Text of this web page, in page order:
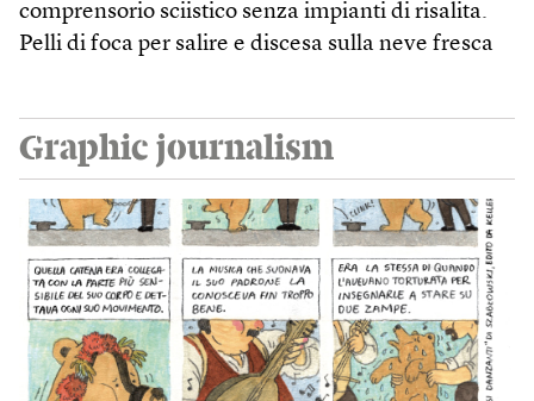
comprensorio sciistico senza impianti di risalita.
Pelli di foca per salire e discesa sulla neve fresca
Graphic journalism